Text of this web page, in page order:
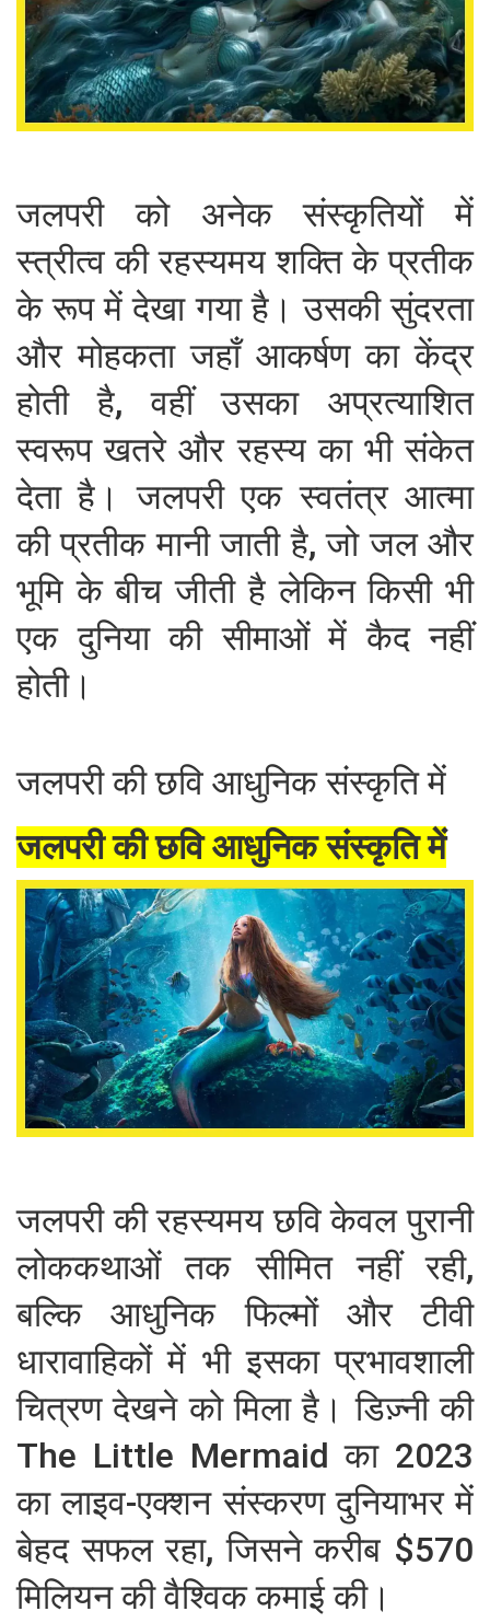
जलपरी को अनेक संस्कृतियों में
स्त्रीत्व की रहस्यमय शक्ति के प्रतीक
के रूप में देखा गया है। उसकी सुंदरता
और मोहकता जहाँ आकर्षण का केंद्र
होती है, वहीं उसका अप्रत्याशित
स्वरूप खतरे और रहस्य का भी संकेत
देता है। जलपरी एक स्वतंत्र आत्मा
की प्रतीक मानी जाती है, जो जल और
भूमि के बीच जीती है लेकिन किसी भी
एक दुनिया की सीमाओं में कैद नहीं
होती।
जलपरी की छवि आधुनिक संस्कृति में
जलपरी की छवि आधुनिक संस्कृति में
जलपरी की रहस्यमय छवि केवल पुरानी
लोककथाओं तक सीमित नहीं रही,
बल्कि आधुनिक फिल्मों और टीवी
धारावाहिकों में भी इसका प्रभावशाली
चित्रण देखने को मिला है। डिज़्नी की
The Little Mermaid का 2023
का लाइव-एक्शन संस्करण दुनियाभर में
बेहद सफल रहा, जिसने करीब $570
मिलियन की वैश्विक कमाई की।